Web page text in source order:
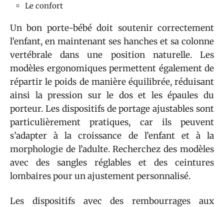
Le confort
Un bon porte-bébé doit soutenir correctement
l’enfant, en maintenant ses hanches et sa colonne
vertébrale dans une position naturelle. Les
modèles ergonomiques permettent également de
répartir le poids de manière équilibrée, réduisant
ainsi la pression sur le dos et les épaules du
porteur. Les dispositifs de portage ajustables sont
particulièrement pratiques, car ils peuvent
s’adapter à la croissance de l’enfant et à la
morphologie de l’adulte. Recherchez des modèles
avec des sangles réglables et des ceintures
lombaires pour un ajustement personnalisé.
Les dispositifs avec des rembourrages aux